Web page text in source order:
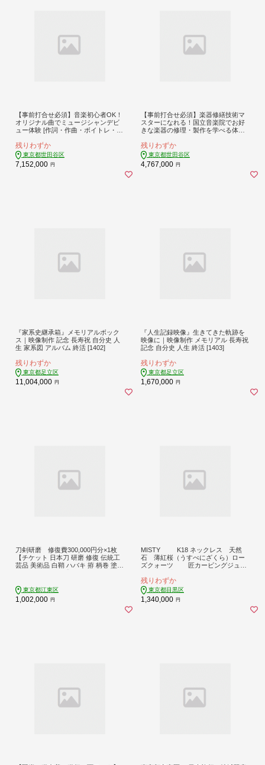
【事前打合せ必須】音楽初心者OK！
オリジナル曲でミュージシャンデビ
ュー体験 [作詞・作曲・ボイトレ・楽
ブ・配信] 体験 スタジオ 音楽 ライブ
歌 楽器 コンサート 国立音楽院 東京
都 世田谷区
残りわずか
東京都世田谷区
7,152,000 円
【事前打合せ必須】楽器修繕技術マ
スターになれる！国立音楽院でお好
きな楽器の修理・製作を学べる体験
ー・ベース・ドラムの中から1つ選べ
る] 体験 音楽 楽器 修理 制作 リペア
ラー スクール 国立音楽院 東京都 世
田谷区
残りわずか
東京都世田谷区
4,767,000 円
『家系史継承箱』メモリアルボック
ス｜映像制作 記念 長寿祝 自分史 人
生 家系図 アルバム 終活 [1402]
残りわずか
東京都足立区
11,004,000 円
『人生記録映像』生きてきた軌跡を
映像に｜映像制作 メモリアル 長寿祝
記念 自分史 人生 終活 [1403]
残りわずか
東京都足立区
1,670,000 円
刀剣研磨 修復費300,000円分×1枚
【チケット 日本刀 研磨 修復 伝統工
芸品 美術品 白鞘 ハバキ 拵 柄巻 塗鞘
東京都江東区
1,002,000 円
MISTY K18 ネックレス 天然
石 薄紅桜（うすべにざくら）ロー
ズクォーツ 匠カービングジュエ
残りわずか
東京都目黒区
1,340,000 円